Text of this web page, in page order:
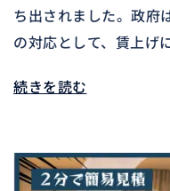
ち出されました。政府
の対応として、賃上
続きを読む